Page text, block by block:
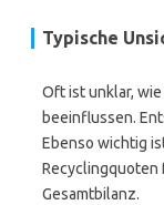
Typische
Oft ist unklar,
beeinflussen.
Ebenso wichtig
Recyclingquoten
Gesamtbilanz.